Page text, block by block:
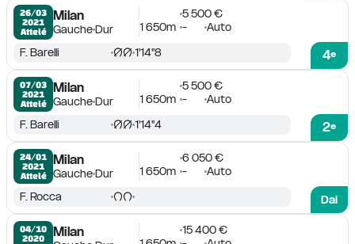
26/03
2021
Attelé
Milan
GaucheDur
5 500 €
1 650m - Auto
4e
F. Barelli 1'14''8
07/03
2021
Attelé
Milan
GaucheDur
5 500 €
1 650m - Auto
2e
F. Barelli 1'14''4
24/01
2021
Attelé
Milan
GaucheDur
6 050 €
1 650m -
Auto
Dai
F. Rocca
04/10
2020
Milan
15 400 €